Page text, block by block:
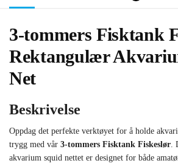
3-tommers Fisktank
Rektangulær
Net
Beskrivelse
Oppdag det perfekte verktøyet for å holde
trygg med vår 3-tommers Fisktank Fiskeslør.
akvarium squid nettet er designet for både